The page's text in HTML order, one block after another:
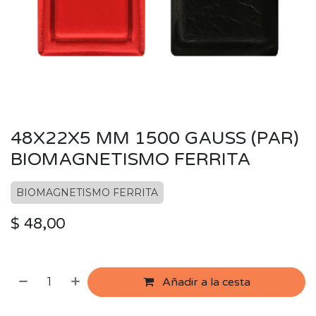
48X22X5 MM 1500 GAUSS (PAR)
BIOMAGNETISMO FERRITA
BIOMAGNETISMO FERRITA
$ 48,00
Añadir a la cesta